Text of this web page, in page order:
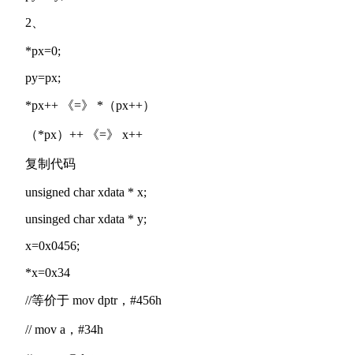
2、
*px=0;
py=px;
*px++ 《=》 *（px++）
（*px）++ 《=》 x++
复制代码
unsigned char xdata * x;
unsinged char xdata * y;
x=0x0456;
*x=0x34
//等价于 mov dptr，#456h
// mov a，#34h